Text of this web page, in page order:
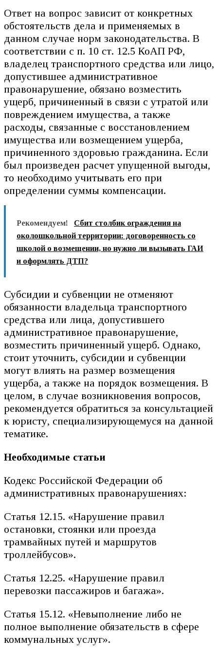
Ответ на вопрос зависит от конкретных
обстоятельств дела и применяемых в
данном случае норм законодательства. В
соответствии с п. 10 ст. 12.5 КоАП РФ,
владелец транспортного средства или лицо,
допустившее административное
правонарушение, обязано возместить
ущерб, причиненный в связи с утратой или
повреждением имущества, а также
расходы, связанные с восстановлением
имущества или возмещением ущерба,
причиненного здоровью гражданина. Если
был произведен расчет упущенной выгоды,
то необходимо учитывать его при
определении суммы компенсации.
Рекомендуем!
Сбит столбик ограждения на
околошкольной территории: договоренность со
школой о возмещении, но нужно ли вызывать ГАИ
и оформлять ДТП?
Субсидии и субвенции не отменяют
обязанности владельца транспортного
средства или лица, допустившего
административное правонарушение,
возместить причиненный ущерб. Однако,
стоит уточнить, субсидии и субвенции
могут влиять на размер возмещения
ущерба, а также на порядок возмещения. В
целом, в случае возникновения вопросов,
рекомендуется обратиться за консультацией
к юристу, специализирующемуся на данной
тематике.
Необходимые статьи
Кодекс Российской Федерации об
административных правонарушениях:
Статья 12.15. «Нарушение правил
остановки, стоянки или проезда
трамвайных путей и маршрутов
троллейбусов».
Статья 12.25. «Нарушение правил
перевозки пассажиров и багажа».
Статья 15.12. «Невыполнение либо не
полное выполнение обязательств в сфере
коммунальных услуг».